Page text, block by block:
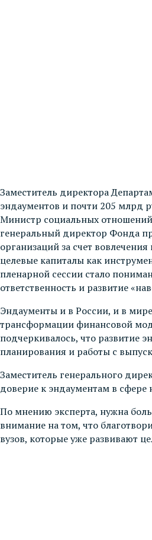
Заместитель директора
эндаументов и почти 205 млрд
Министр социальных
генеральный директор Фонда
организаций за счет
целевые капиталы как
пленарной сессии стало
ответственность и развитие
Эндаументы и в России, и в
трансформации финансовой
подчеркивалось, что развитие
планирования и работы с
Заместитель генерального
доверие к эндаументам в сфере
По мнению эксперта, нужна
внимание на том, что
вузов, которые уже развивают